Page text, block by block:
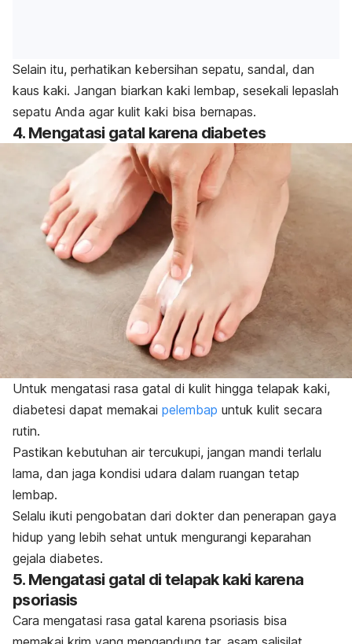
Selain itu, perhatikan kebersihan sepatu, sandal, dan
kaus kaki. Jangan biarkan kaki lembap, sesekali lepaslah
sepatu Anda agar kulit kaki bisa bernapas.
4. Mengatasi gatal karena diabetes
Untuk mengatasi rasa gatal di kulit hingga telapak kaki,
diabetesi dapat memakai pelembap untuk kulit secara
rutin.
Pastikan kebutuhan air tercukupi, jangan mandi terlalu
lama, dan jaga kondisi udara dalam ruangan tetap
lembap.
Selalu ikuti pengobatan dari dokter dan penerapan gaya
hidup yang lebih sehat untuk mengurangi keparahan
gejala diabetes.
5. Mengatasi gatal di telapak kaki karena
psoriasis
Cara mengatasi rasa gatal karena psoriasis bisa